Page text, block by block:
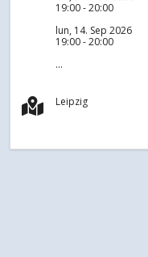
19:00 - 20:00
lun, 14. Sep 2026
19:00 - 20:00
...
Leipzig